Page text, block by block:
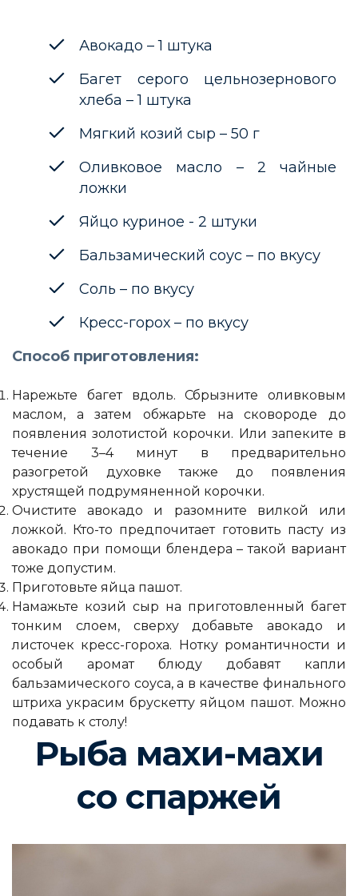
Авокадо – 1 штука
Багет серого цельнозернового
хлеба – 1 штука
Мягкий козий сыр – 50 г
Оливковое масло – 2 чайные
ложки
Яйцо куриное - 2 штуки
Бальзамический соус – по вкусу
Соль – по вкусу
Кресс-горох – по вкусу
Способ приготовления:
Нарежьте багет вдоль. Сбрызните оливковым
маслом, а затем обжарьте на сковороде до
появления золотистой корочки. Или запеките в
течение 3–4 минут в предварительно
разогретой духовке также до появления
хрустящей подрумяненной корочки.
Очистите авокадо и разомните вилкой или
ложкой. Кто-то предпочитает готовить пасту из
авокадо при помощи блендера – такой вариант
тоже допустим.
Приготовьте яйца пашот.
Намажьте козий сыр на приготовленный багет
тонким слоем, сверху добавьте авокадо и
листочек кресс-гороха. Нотку романтичности и
особый аромат блюду добавят капли
бальзамического соуса, а в качестве финального
штриха украсим брускетту яйцом пашот. Можно
подавать к столу!
Рыба махи-махи
со спаржей